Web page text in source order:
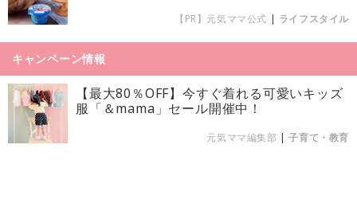
【PR】元気ママ公式 | ライフスタイル
キャンペーン情報
【最大80％OFF】今すぐ着れる可愛いキッズ
服「＆mama」セール開催中！
元気ママ編集部 |子育て・教育